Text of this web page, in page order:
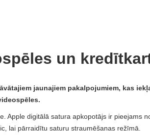
un
jaunajiem pakalpojumiem, kas
Apple digitālā satura apkopotājs ir pieejams
lai pārraidītu saturu straumēšanas režīmā.